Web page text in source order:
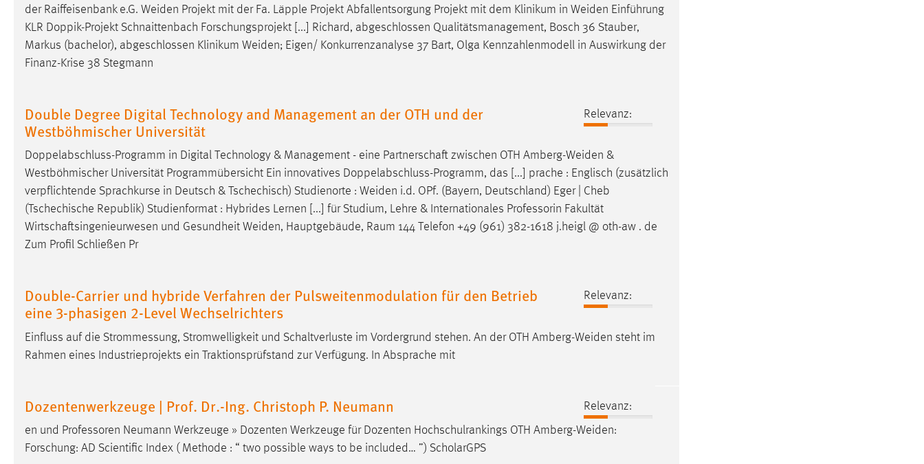
der Raiffeisenbank e.G. Weiden Projekt mit der Fa. Läpple Projekt Abfallentsorgung Projekt mit dem Klinikum in Weiden Einführung
KLR Doppik-Projekt Schnaittenbach Forschungsprojekt [...] Richard, abgeschlossen Qualitätsmanagement, Bosch 36 Stauber,
Markus (bachelor), abgeschlossen Klinikum Weiden; Eigen/ Konkurrenzanalyse 37 Bart, Olga Kennzahlenmodell in Auswirkung der
Finanz-Krise 38 Stegmann
Double Degree Digital Technology and Management an der OTH und der
Westböhmischer Universität
Relevanz:
Doppelabschluss-Programm in Digital Technology & Management - eine Partnerschaft zwischen OTH Amberg-Weiden &
Westböhmischer Universität Programmübersicht Ein innovatives Doppelabschluss-Programm, das [...] prache : Englisch (zusätzlich
verpflichtende Sprachkurse in Deutsch & Tschechisch) Studienorte : Weiden i.d. OPf. (Bayern, Deutschland) Eger | Cheb
(Tschechische Republik) Studienformat : Hybrides Lernen [...] für Studium, Lehre & Internationales Professorin Fakultät
Wirtschaftsingenieurwesen und Gesundheit Weiden, Hauptgebäude, Raum 144 Telefon +49 (961) 382-1618 j.heigl @ oth-aw . de
Zum Profil Schließen Pr
Double-Carrier und hybride Verfahren der Pulsweitenmodulation für den Betrieb
eine 3-phasigen 2-Level Wechselrichters
Relevanz:
Einfluss auf die Strommessung, Stromwelligkeit und Schaltverluste im Vordergrund stehen. An der OTH Amberg-Weiden steht im
Rahmen eines Industrieprojekts ein Traktionsprüfstand zur Verfügung. In Absprache mit
Dozentenwerkzeuge | Prof. Dr.-Ing. Christoph P. Neumann
Relevanz:
en und Professoren Neumann Werkzeuge » Dozenten Werkzeuge für Dozenten Hochschulrankings OTH Amberg-Weiden:
Forschung: AD Scientific Index ( Methode : “ two possible ways to be included… ”) ScholarGPS
Cookie Laufzeit: 24 Stunden
STATISTIK
unsere Besucher unsere Website nutzen.
Matomo
Name: _pk_ref, _pk_cvar, _pk_id, _pk_ses
Zweck: Zugriffsstatistik
Cookie Laufzeit: Max. 13 Monate
MARKETING
Marketing Cookies werden von Drittanbietern
verwendet, um personalisierte Werbung anzuzeigen.
Sie tun dies, indem sie Besucher über Websites
hinweg verfolgen.
_gcl_au
Anbieter: Google Ireland Limited